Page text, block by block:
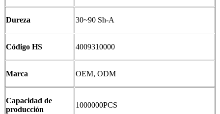
Dureza 30~90 Sh-A
Código HS 4009310000
Marca OEM, ODM
Capacidad de
producción
1000000PCS